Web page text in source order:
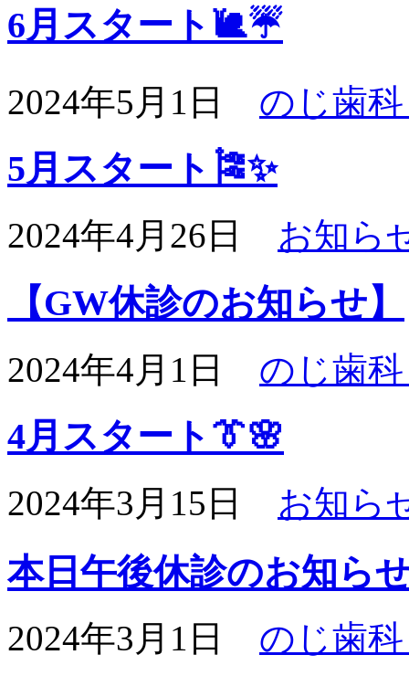
6月スタート🐌☔️
2024年5月1日 のじ歯
5月スタート🎏✨
2024年4月26日 お知ら
【GW休診のお知らせ】
2024年4月1日 のじ歯
4月スタート👔🌸
2024年3月15日 お知ら
本日午後休診のお知ら
2024年3月1日 のじ歯